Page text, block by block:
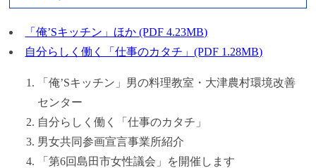
「俺’Sキッチン」ほか (PDF 4.23MB)
自分らしく働く「仕事のカタチ」(PDF 1.28MB)
「俺’Sキッチン」男の料理教室・大津農村環境改善
センター
自分らしく働く「仕事のカタチ」
男女共同参画宣言事業所紹介
「第6回島田市女性議会」を開催します